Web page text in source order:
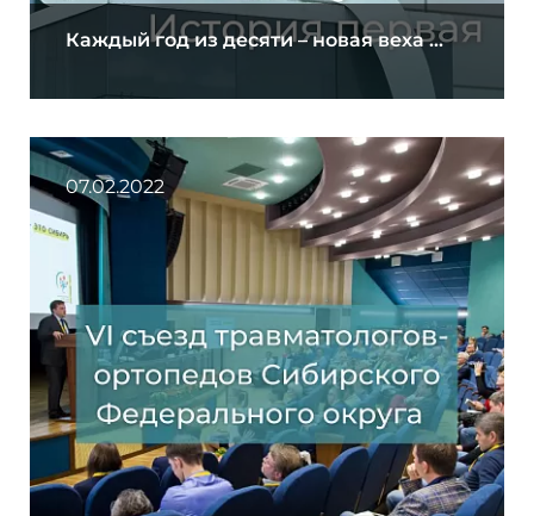
Каждый год из десяти – новая веха ...
07.02.2022